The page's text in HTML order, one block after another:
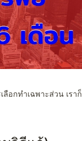
อกทำเฉพาะส่วน เราก็